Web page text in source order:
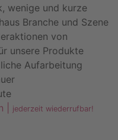
wenige und kurze
Branche und Szene
von
unsere Produkte
Aufarbeitung
|
jederzeit wiederrufbar!